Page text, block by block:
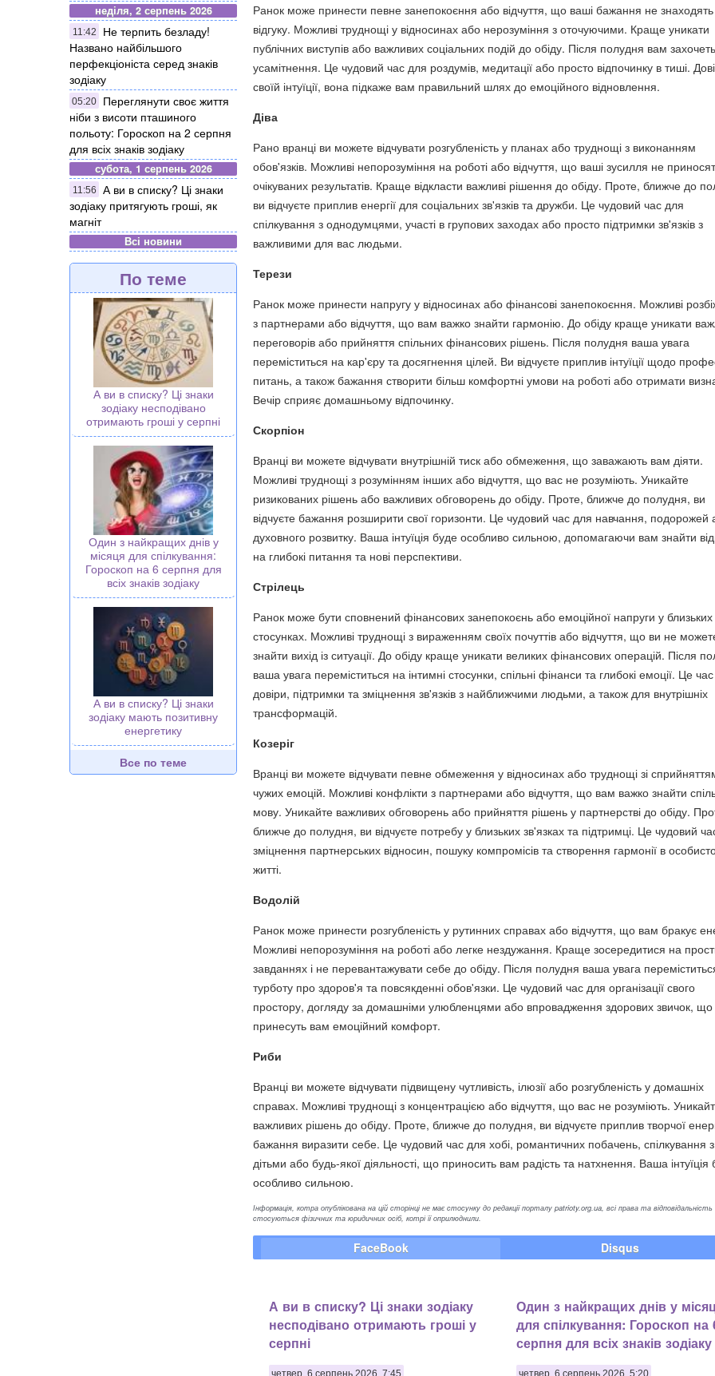
неділя, 2 серпень 2026
11:42
Не терпить безладу!
Названо найбільшого
перфекціоніста серед знаків
зодіаку
05:20
Переглянути своє життя
ніби з висоти пташиного
польоту: Гороскоп на 2 серпня
для всіх знаків зодіаку
субота, 1 серпень 2026
11:56
А ви в списку? Ці знаки
зодіаку притягують гроші, як
магніт
Всі новини
По теме
А ви в списку? Ці знаки
зодіаку несподівано
отримають гроші у серпні
Один з найкращих днів у
місяця для спілкування:
Гороскоп на 6 серпня для
всіх знаків зодіаку
А ви в списку? Ці знаки
зодіаку мають позитивну
енергетику
Все по теме
Ранок може принести певне занепокоєння або відчуття, що ваші бажання не знаходять
відгуку. Можливі труднощі у відносинах або нерозуміння з оточуючими. Краще уникати
публічних виступів або важливих соціальних подій до обіду. Після полудня вам
усамітнення. Це чудовий час для роздумів, медитації або просто відпочинку в тиші.
своїй інтуїції, вона підкаже вам правильний шлях до емоційного відновлення.
Діва
Рано вранці ви можете відчувати розгубленість у планах або труднощі з виконанням
обов'язків. Можливі непорозуміння на роботі або відчуття, що ваші зусилля не
очікуваних результатів. Краще відкласти важливі рішення до обіду. Проте, ближче до
ви відчуєте приплив енергії для соціальних зв'язків та дружби. Це чудовий час для
спілкування з однодумцями, участі в групових заходах або просто підтримки зв'язків з
важливими для вас людьми.
Терези
Ранок може принести напругу у відносинах або фінансові занепокоєння. Можливі
з партнерами або відчуття, що вам важко знайти гармонію. До обіду краще уникати
переговорів або прийняття спільних фінансових рішень. Після полудня ваша увага
переміститься на кар'єру та досягнення цілей. Ви відчуєте приплив інтуїції щодо
питань, а також бажання створити більш комфортні умови на роботі або отримати
Вечір сприяє домашньому відпочинку.
Скорпіон
Вранці ви можете відчувати внутрішній тиск або обмеження, що заважають вам діяти.
Можливі труднощі з розумінням інших або відчуття, що вас не розуміють. Уникайте
ризикованих рішень або важливих обговорень до обіду. Проте, ближче до полудня, ви
відчуєте бажання розширити свої горизонти. Це чудовий час для навчання, подорожей
духовного розвитку. Ваша інтуїція буде особливо сильною, допомагаючи вам знайти
на глибокі питання та нові перспективи.
Стрілець
Ранок може бути сповнений фінансових занепокоєнь або емоційної напруги у близьких
стосунках. Можливі труднощі з вираженням своїх почуттів або відчуття, що ви не
знайти вихід із ситуації. До обіду краще уникати великих фінансових операцій. Після
ваша увага переміститься на інтимні стосунки, спільні фінанси та глибокі емоції. Це
довіри, підтримки та зміцнення зв'язків з найближчими людьми, а також для внутрішніх
трансформацій.
Козеріг
Вранці ви можете відчувати певне обмеження у відносинах або труднощі зі
чужих емоцій. Можливі конфлікти з партнерами або відчуття, що вам важко знайти
мову. Уникайте важливих обговорень або прийняття рішень у партнерстві до обіду.
ближче до полудня, ви відчуєте потребу у близьких зв'язках та підтримці. Це чудовий
зміцнення партнерських відносин, пошуку компромісів та створення гармонії в
житті.
Водолій
Ранок може принести розгубленість у рутинних справах або відчуття, що вам бракує
Можливі непорозуміння на роботі або легке нездужання. Краще зосередитися на
завданнях і не перевантажувати себе до обіду. Після полудня ваша увага
турботу про здоров'я та повсякденні обов'язки. Це чудовий час для організації свого
простору, догляду за домашніми улюбленцями або впровадження здорових звичок, що
принесуть вам емоційний комфорт.
Риби
Вранці ви можете відчувати підвищену чутливість, ілюзії або розгубленість у домашніх
справах. Можливі труднощі з концентрацією або відчуття, що вас не розуміють.
важливих рішень до обіду. Проте, ближче до полудня, ви відчуєте приплив творчої
бажання виразити себе. Це чудовий час для хобі, романтичних побачень, спілкування з
дітьми або будь-якої діяльності, що приносить вам радість та натхнення. Ваша інтуїція
особливо сильною.
Інформація, котра опублікована на цій сторінці не має стосунку до редакції порталу patrioty.org.ua, всі права та відповідальність
стосуються фізичних та юридичних осіб, котрі її оприлюднили.
FaceBook Disqus
А ви в списку? Ці знаки зодіаку
несподівано отримають гроші у
серпні
Один з найкращих днів у
для спілкування: Гороскоп на
серпня для всіх знаків зодіаку